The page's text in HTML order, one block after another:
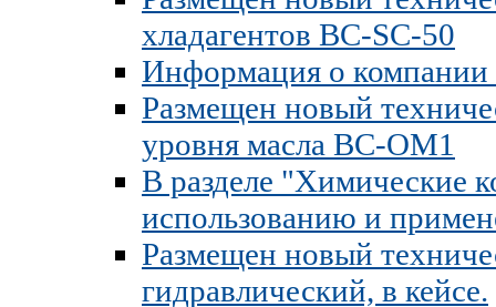
хладагентов BC-SC-50
Информация о компании
Размещен новый
уровня масла BC-OM1
В разделе "Химические
использованию и
Размещен новый
гидравлический, в кейсе.